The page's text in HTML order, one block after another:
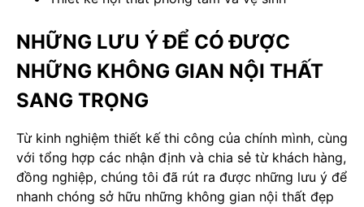
NHỮNG LƯU Ý ĐỂ CÓ ĐƯỢC
NHỮNG KHÔNG GIAN NỘI THẤT
SANG TRỌNG
Từ kinh nghiệm thiết kế thi công của chính mình, cùng
với tổng hợp các nhận định và chia sẻ từ khách hàng,
đồng nghiệp, chúng tôi đã rút ra được những lưu ý để
nhanh chóng sở hữu những không gian nội thất đẹp